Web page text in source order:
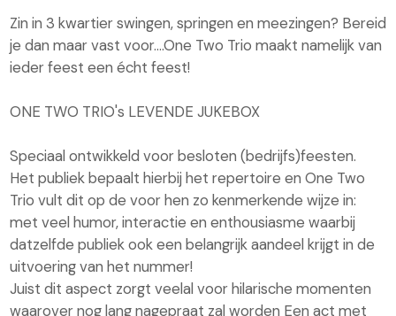
Zin in 3 kwartier swingen, springen en meezingen? Bereid
je dan maar vast voor....One Two Trio maakt namelijk van
ieder feest een écht feest!
ONE TWO TRIO's LEVENDE JUKEBOX
Speciaal ontwikkeld voor besloten (bedrijfs)feesten.
Het publiek bepaalt hierbij het repertoire en One Two
Trio vult dit op de voor hen zo kenmerkende wijze in:
met veel humor, interactie en enthousiasme waarbij
datzelfde publiek ook een belangrijk aandeel krijgt in de
uitvoering van het nummer!
Juist dit aspect zorgt veelal voor hilarische momenten
waarover nog lang nagepraat zal worden Een act met